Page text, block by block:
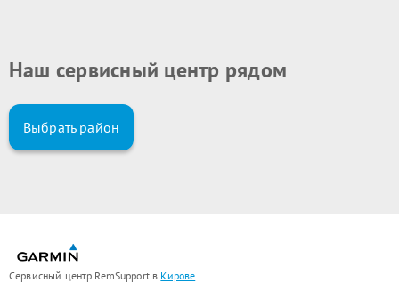
Наш сервисный центр рядом
Выбрать район
Сервисный центр RemSupport в Кирове